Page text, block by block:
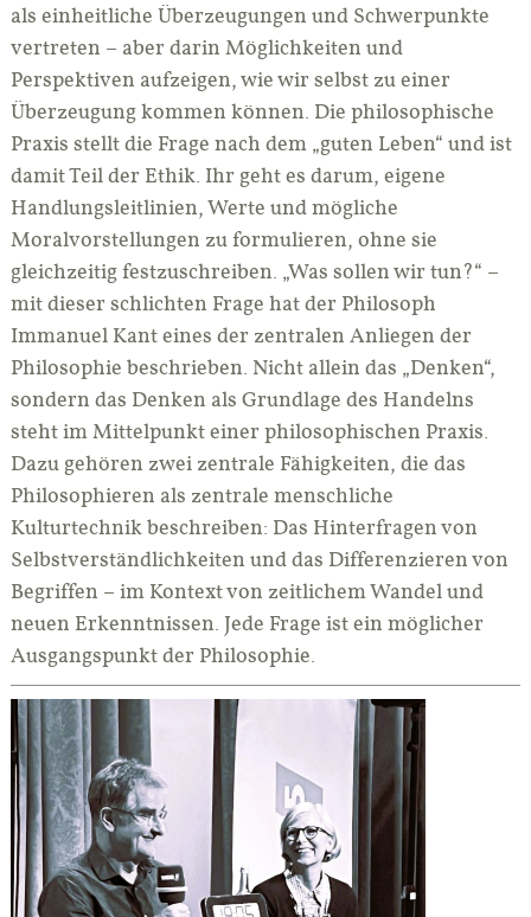
als einheitliche Überzeugungen und Schwerpunkte
vertreten – aber darin Möglichkeiten und
Perspektiven aufzeigen, wie wir selbst zu einer
Überzeugung kommen können. Die philosophische
Praxis stellt die Frage nach dem „guten Leben“ und ist
damit Teil der Ethik. Ihr geht es darum, eigene
Handlungsleitlinien, Werte und mögliche
Moralvorstellungen zu formulieren, ohne sie
gleichzeitig festzuschreiben. „Was sollen wir tun?“ –
mit dieser schlichten Frage hat der Philosoph
Immanuel Kant eines der zentralen Anliegen der
Philosophie beschrieben. Nicht allein das „Denken“,
sondern das Denken als Grundlage des Handelns
steht im Mittelpunkt einer philosophischen Praxis.
Dazu gehören zwei zentrale Fähigkeiten, die das
Philosophieren als zentrale menschliche
Kulturtechnik beschreiben: Das Hinterfragen von
Selbstverständlichkeiten und das Differenzieren von
Begriffen – im Kontext von zeitlichem Wandel und
neuen Erkenntnissen. Jede Frage ist ein möglicher
Ausgangspunkt der Philosophie.